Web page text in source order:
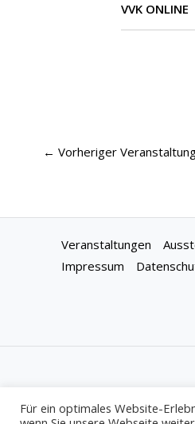
VVK ONLINE
← Vorheriger
Veranstaltungen
Impressum
Für ein optimales Website-